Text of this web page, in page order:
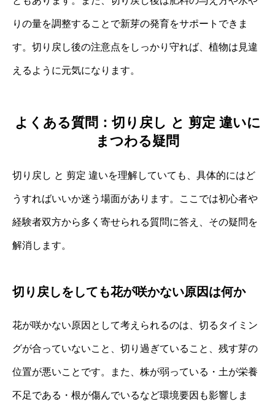
りの量を調整することで新芽の発育をサポートできま
す。切り戻し後の注意点をしっかり守れば、植物は見違
えるように元気になります。
よくある質問：切り戻し と 剪定 違いに
まつわる疑問
切り戻し と 剪定 違いを理解していても、具体的にはど
うすればいいか迷う場面があります。ここでは初心者や
経験者双方から多く寄せられる質問に答え、その疑問を
解消します。
切り戻しをしても花が咲かない原因は何か
花が咲かない原因として考えられるのは、切るタイミン
グが合っていないこと、切り過ぎていること、残す芽の
位置が悪いことです。また、株が弱っている・土が栄養
不足である・根が傷んでいるなど環境要因も影響しま